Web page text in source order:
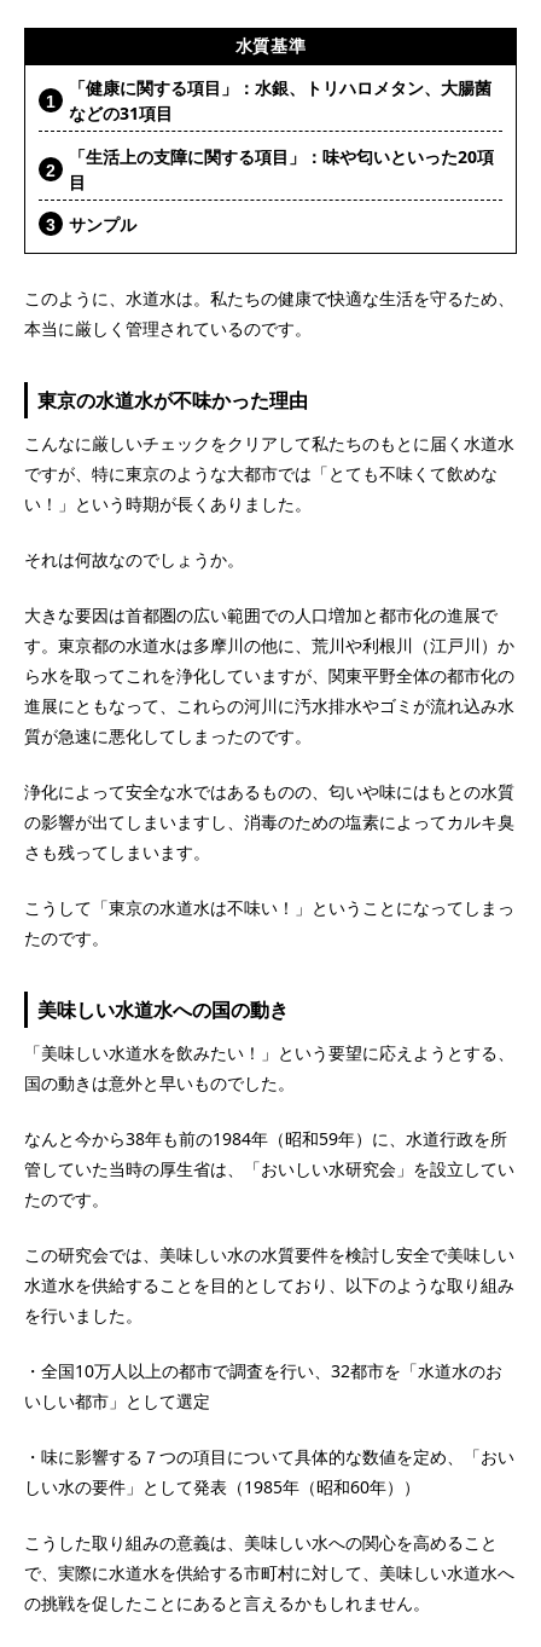
水質基準
「健康に関する項目」：水銀、トリハロメタン、大腸菌
などの31項目
「生活上の支障に関する項目」：味や匂いといった20項
目
サンプル
このように、水道水は。私たちの健康で快適な生活を守るため、
本当に厳しく管理されているのです。
東京の水道水が不味かった理由
こんなに厳しいチェックをクリアして私たちのもとに届く水道水
ですが、特に東京のような大都市では「とても不味くて飲めな
い！」という時期が長くありました。
それは何故なのでしょうか。
大きな要因は首都圏の広い範囲での人口増加と都市化の進展で
す。東京都の水道水は多摩川の他に、荒川や利根川（江戸川）か
ら水を取ってこれを浄化していますが、関東平野全体の都市化の
進展にともなって、これらの河川に汚水排水やゴミが流れ込み水
質が急速に悪化してしまったのです。
浄化によって安全な水ではあるものの、匂いや味にはもとの水質
の影響が出てしまいますし、消毒のための塩素によってカルキ臭
さも残ってしまいます。
こうして「東京の水道水は不味い！」ということになってしまっ
たのです。
美味しい水道水への国の動き
「美味しい水道水を飲みたい！」という要望に応えようとする、
国の動きは意外と早いものでした。
なんと今から38年も前の1984年（昭和59年）に、水道行政を所
管していた当時の厚生省は、「おいしい水研究会」を設立してい
たのです。
この研究会では、美味しい水の水質要件を検討し安全で美味しい
水道水を供給することを目的としており、以下のような取り組み
を行いました。
・全国10万人以上の都市で調査を行い、32都市を「水道水のお
いしい都市」として選定
・味に影響する７つの項目について具体的な数値を定め、「おい
しい水の要件」として発表（1985年（昭和60年））
こうした取り組みの意義は、美味しい水への関心を高めること
で、実際に水道水を供給する市町村に対して、美味しい水道水へ
の挑戦を促したことにあると言えるかもしれません。